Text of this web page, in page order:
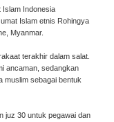
Islam Indonesia
Islam etnis Rohingya
Myanmar.
terakhir dalam salat.
ancaman, sedangkan
muslim sebagai bentuk
juz 30 untuk pegawai dan